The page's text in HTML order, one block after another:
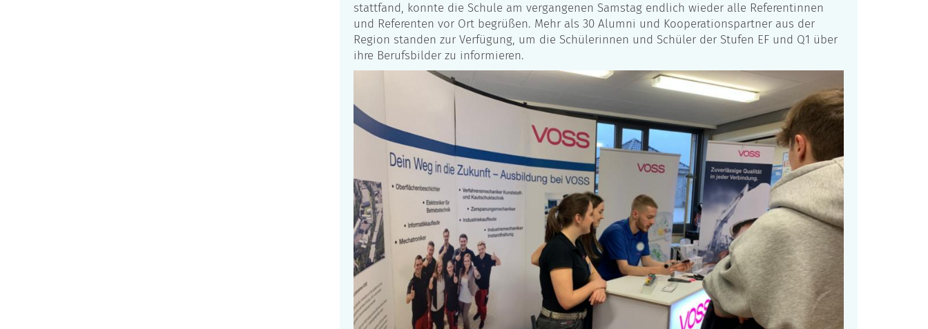
stattfand, konnte die Schule am vergangenen Samstag endlich wieder alle Referentinnen
und Referenten vor Ort begrüßen. Mehr als 30 Alumni und Kooperationspartner aus der
Region standen zur Verfügung, um die Schülerinnen und Schüler der Stufen EF und Q1 über
ihre Berufsbilder zu informieren.